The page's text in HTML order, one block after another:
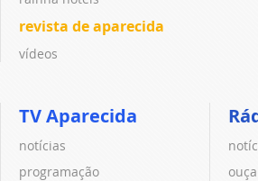
revista de aparecida
vídeos
TV Aparecida
notícias
programação